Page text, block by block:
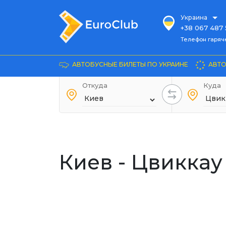
Украина
+38 067 487
Телефон гарячей
Довідка
+38 044 486
+38 067 240
+38 093 153
Телефон
АВТОБУСНЫЕ БИЛЕТЫ ПО УКРАИНЕ
Откуда Куда
Киев - Цвиккау